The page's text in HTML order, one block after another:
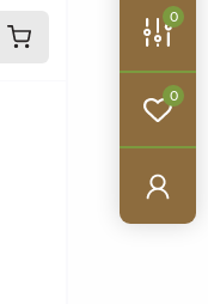
0
0